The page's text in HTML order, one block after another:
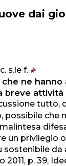
dai
s.le f.
ne
breve attività
tutto,
che
un privilegio
da
2011, p. 39,